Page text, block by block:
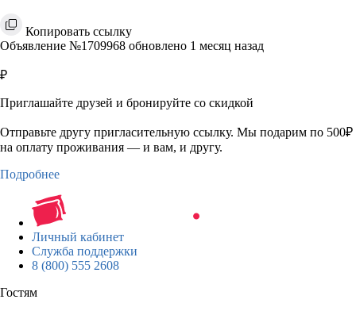
Копировать ссылку
Объявление №1709968 обновлено 1 месяц назад
₽
Приглашайте друзей и бронируйте со скидкой
Отправьте другу пригласительную ссылку. Мы подарим по 500₽
на оплату проживания — и вам, и другу.
Подробнее
Личный кабинет
Служба поддержки
8 (800) 555 2608
Гостям